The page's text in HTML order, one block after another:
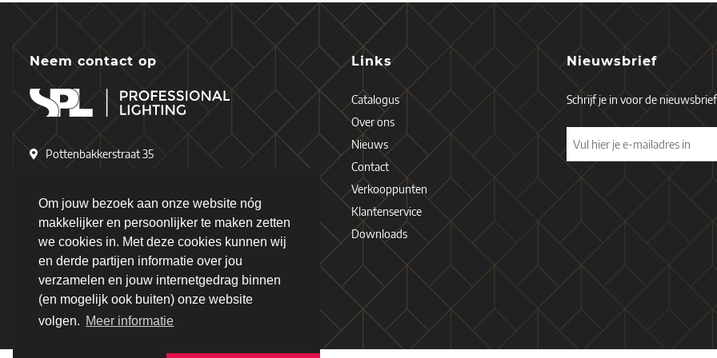
Om jouw bezoek aan onze website nóg
makkelijker en persoonlijker te maken zetten
we cookies in. Met deze cookies kunnen wij
en derde partijen informatie over jou
verzamelen en jouw internetgedrag binnen
(en mogelijk ook buiten) onze website
volgen. Meer informatie
Neem contact op
Pottenbakkerstraat 35
Nederland
+31 (0)76 - 503 77 17
+31 (0)76 - 501 78 69
info@spl-lighting.com
Links
Catalogus
Over ons
Nieuws
Contact
Verkooppunten
Klantenservice
Downloads
Nieuwsbrief
Schrijf je in voor de nieuwsbrief